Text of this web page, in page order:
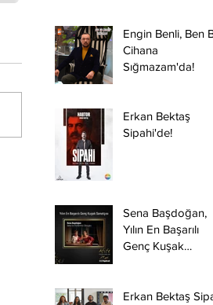
Engin Benli, Ben
Cihana
Sığmazam'da!
Erkan Bektaş
Sipahi'de!
Sena Başdoğan,
Yılın En Başarılı
Genç Kuşak
Erkan Bektaş